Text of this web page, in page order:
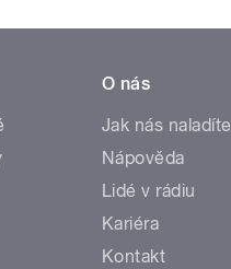
O nás
Jak nás naladíte
Nápověda
Lidé v rádiu
Kariéra
Kontakt